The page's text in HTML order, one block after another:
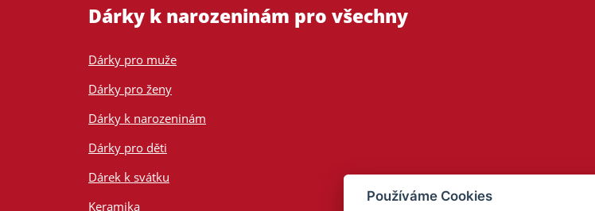
Dárky k narozeninám pro všechny
Dárky pro muže
Dárky pro ženy
Dárky k narozeninám
Dárky pro děti
Dárek k svátku
Keramika
Používáme Cookies